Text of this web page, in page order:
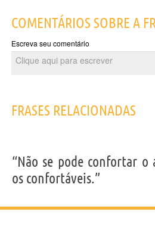
COMENTÁRIOS SOBRE A
Escreva seu comentário
FRASES RELACIONADAS
“Não se pode confortar
os confortáveis.”